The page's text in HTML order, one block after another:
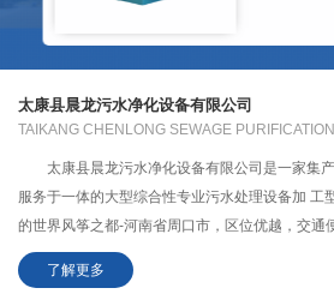
太康县晨龙污水净化设备有限公司
TAIKANG CHENLONG SEWAGE
太康县晨龙污水净化设备有限公司是一家集
服务于一体的大型综合性专业污水处理设备加 工
的世界风筝之都-河南省周口市，区位优越，交通
了解更多